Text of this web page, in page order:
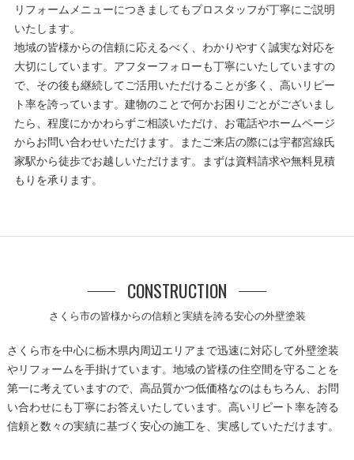
リフォームメニューにつきましてもプロスタッフが丁寧にご説明
いたします。
地域の皆様からの信頼に応えるべく、わかりやすく誠実な対応を
大切にしています。アフターフォローも丁寧にいたしていますの
で、その後も継続してご活用いただけることが多く、高いリピー
ト率を誇っています。建物のことで何かお困りごとがございまし
たら、程度にかかわらずご相談いただけ、お電話やホームページ
からお問い合わせいただけます。またご来店の際には宇都宮線氏
家駅から徒歩でお越しいただけます。まずは資料請求や無料見積
もりを承ります。
さくら市の皆様からの信頼と実績を誇る安心の外壁塗装
CONSTRUCTION
さくら市を中心に栃木県内周辺エリアまで迅速に対応して外壁塗装
やリフォームを手掛けています。地域の皆様の住空間を守ることを
第一に考えていますので、高品質かつ低価格なのはもちろん、お問
い合わせにも丁寧にお答えいたしています。高いリピート率を誇る
信頼と数々の実績に基づく安心の施工を、実感していただけます。